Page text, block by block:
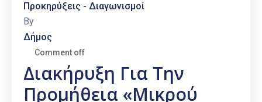
Προκηρύξεις - Διαγωνισμοί
By
Δήμος
Comment off
Διακήρυξη Για Την
Προμήθεια «Μικρού